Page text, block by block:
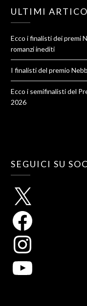
ULTIMI
Ecco i finalisti dei premi
romanzi inediti
I finalisti del premio
Ecco i semifinalisti del
2026
SEGUICI SU